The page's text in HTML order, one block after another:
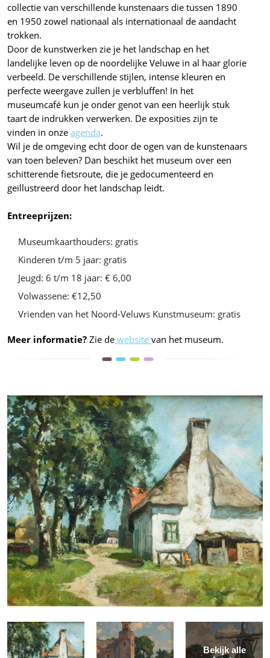
collectie van verschillende kunstenaars die tussen 1890
en 1950 zowel nationaal als internationaal de aandacht
trokken.
Door de kunstwerken zie je het landschap en het
landelijke leven op de noordelijke Veluwe in al haar glorie
verbeeld. De verschillende stijlen, intense kleuren en
perfecte weergave zullen je verbluffen! In het
museumcafé kun je onder genot van een heerlijk stuk
taart de indrukken verwerken. De exposities zijn te
vinden in onze agenda.
Wil je de omgeving echt door de ogen van de kunstenaars
van toen beleven? Dan beschikt het museum over een
schitterende fietsroute, die je gedocumenteerd en
geïllustreerd door het landschap leidt.
Entreeprijzen:
Museumkaarthouders: gratis
Kinderen t/m 5 jaar: gratis
Jeugd: 6 t/m 18 jaar: € 6,00
Volwassene: €12,50
Vrienden van het Noord-Veluws Kunstmuseum: gratis
Meer informatie? Zie de website van het museum.
Bekijk alle